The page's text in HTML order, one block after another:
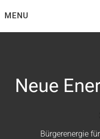
toMENU
Neue
Bürgerenergie